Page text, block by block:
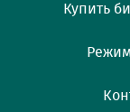
Купить